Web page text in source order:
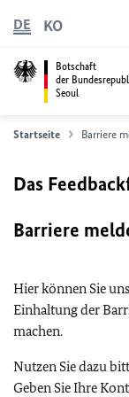
Botschaft
der
Seoul
DE KO
Startseite Barriere
Das
Barriere
Hier können Sie
Einhaltung der
machen.
Nutzen Sie dazu
Geben Sie Ihre